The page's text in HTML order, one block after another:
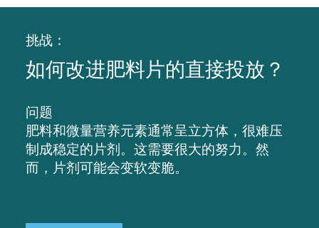
挑战：
如何改进肥料片的直接投放？
问题
肥料和微量营养元素通常呈立方体，很难压
制成稳定的片剂。这需要很大的努力。然
而，片剂可能会变软变脆。